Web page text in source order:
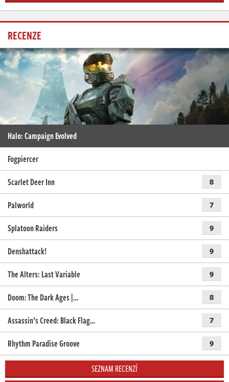
RECENZE
Halo: Campaign Evolved
Fogpiercer
Scarlet Deer Inn
8
Palworld 7
Splatoon Raiders 9
Denshattack! 9
The Alters: Last Variable 9
Doom: The Dark Ages |… 8
Assassin’s Creed: Black Flag… 7
Rhythm Paradise Groove 9
SEZNAM RECENZÍ